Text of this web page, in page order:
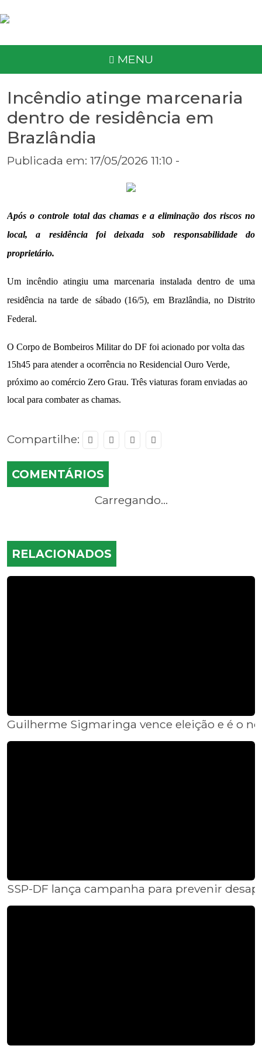
MENU
Incêndio atinge marcenaria
dentro de residência em
Brazlândia
Publicada em: 17/05/2026 11:10 -
Após o controle total das chamas e a eliminação dos riscos no
local, a residência foi deixada sob responsabilidade do
proprietário.
Um incêndio atingiu uma marcenaria instalada dentro de uma
residência na tarde de sábado (16/5), em Brazlândia, no Distrito
Federal.
O Corpo de Bombeiros Militar do DF foi acionado por volta das
15h45 para atender a ocorrência no Residencial Ouro Verde,
próximo ao comércio Zero Grau. Três viaturas foram enviadas ao
local para combater as chamas.
Compartilhe:
COMENTÁRIOS
Carregando...
RELACIONADOS
Guilherme Sigmaringa vence eleição e é o
SSP-DF lança campanha para prevenir